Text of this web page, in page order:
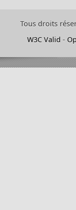
Tous droits
W3C Valid -